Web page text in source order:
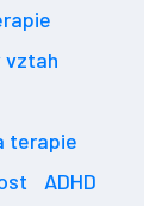
vztah
terapie
ADHD